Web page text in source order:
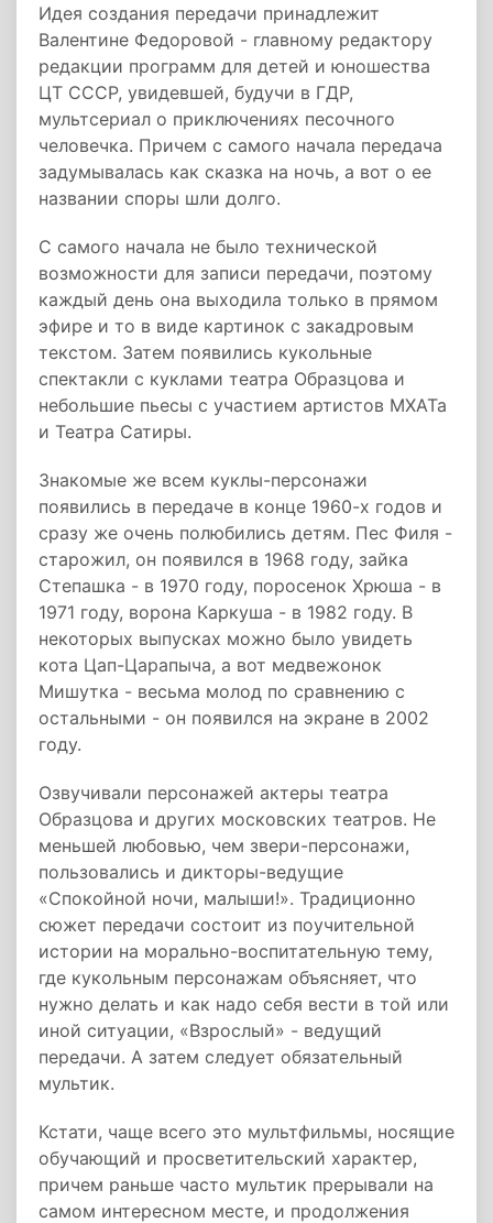
Идея создания передачи принадлежит
Валентине Федоровой - главному редактору
редакции программ для детей и юношества
ЦТ СССР, увидевшей, будучи в ГДР,
мультсериал о приключениях песочного
человечка. Причем с самого начала передача
задумывалась как сказка на ночь, а вот о ее
названии споры шли долго.
С самого начала не было технической
возможности для записи передачи, поэтому
каждый день она выходила только в прямом
эфире и то в виде картинок с закадровым
текстом. Затем появились кукольные
спектакли с куклами театра Образцова и
небольшие пьесы с участием артистов МХАТа
и Театра Сатиры.
Знакомые же всем куклы-персонажи
появились в передаче в конце 1960-х годов и
сразу же очень полюбились детям. Пес Филя -
старожил, он появился в 1968 году, зайка
Степашка - в 1970 году, поросенок Хрюша - в
1971 году, ворона Каркуша - в 1982 году. В
некоторых выпусках можно было увидеть
кота Цап-Царапыча, а вот медвежонок
Мишутка - весьма молод по сравнению с
остальными - он появился на экране в 2002
году.
Озвучивали персонажей актеры театра
Образцова и других московских театров. Не
меньшей любовью, чем звери-персонажи,
пользовались и дикторы-ведущие
«Спокойной ночи, малыши!». Традиционно
сюжет передачи состоит из поучительной
истории на морально-воспитательную тему,
где кукольным персонажам объясняет, что
нужно делать и как надо себя вести в той или
иной ситуации, «Взрослый» - ведущий
передачи. А затем следует обязательный
мультик.
Кстати, чаще всего это мультфильмы, носящие
обучающий и просветительский характер,
причем раньше часто мультик прерывали на
самом интересном месте, и продолжения